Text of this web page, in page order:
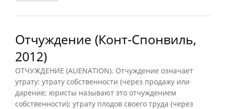
Отчуждение (Конт-Спонвиль,
2012)
ОТЧУЖДЕНИЕ (ALIENATION). Отчуждение означает
утрату: утрату собственности (через продажу или
дарение; юристы называют это отчуждением
собственности); утрату плодов своего труда (через